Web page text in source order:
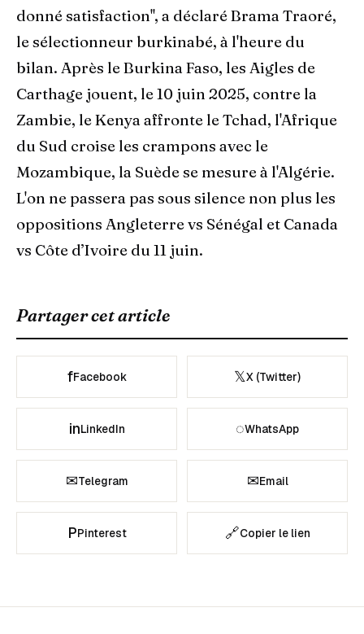
donné satisfaction'', a déclaré Brama Traoré,
le sélectionneur burkinabé, à l'heure du
bilan. Après le Burkina Faso, les Aigles de
Carthage jouent, le 10 juin 2025, contre la
Zambie, le Kenya affronte le Tchad, l'Afrique
du Sud croise les crampons avec le
Mozambique, la Suède se mesure à l'Algérie.
L'on ne passera pas sous silence non plus les
oppositions Angleterre vs Sénégal et Canada
vs Côte d’Ivoire du 11 juin.
Partager cet article
fFacebook 𝕏X (Twitter)
inLinkedIn ◌WhatsApp
✉Telegram ✉Email
PPinterest 🔗Copier le lien